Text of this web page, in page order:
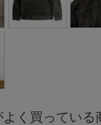
く買っている